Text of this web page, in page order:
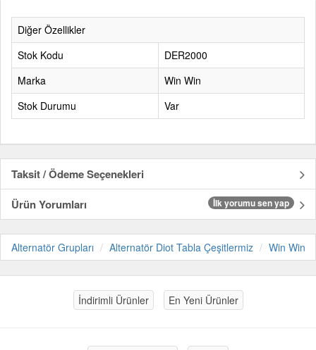
Diğer Özellikler
Stok Kodu
DER2000
Marka
Win Win
Stok Durumu
Var
Taksit / Ödeme Seçenekleri
Ürün Yorumları
İlk yorumu sen yap
Alternatör Grupları Alternatör Diot Tabla Çeşitlermiz Win Win
İndirimli Ürünler En Yeni Ürünler